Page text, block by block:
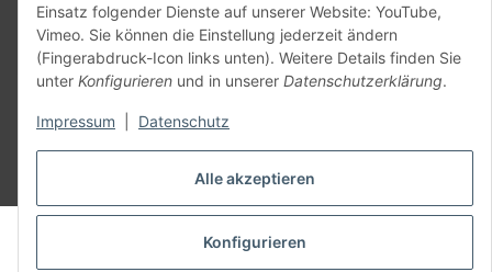
Alle akzeptieren
Konfigurieren
Einsatz folgender Dienste auf unserer Website: YouTube,
Vimeo. Sie können die Einstellung jederzeit ändern
(Fingerabdruck-Icon links unten). Weitere Details finden Sie
unter Konfigurieren und in unserer Datenschutzerklärung.
Impressum Datenschutz
Vertrag widerrufen
* Alle Preise inkl. gesetzlicher USt., zzgl.Versand
© voltmaster.de
Powered byJTL-Shop